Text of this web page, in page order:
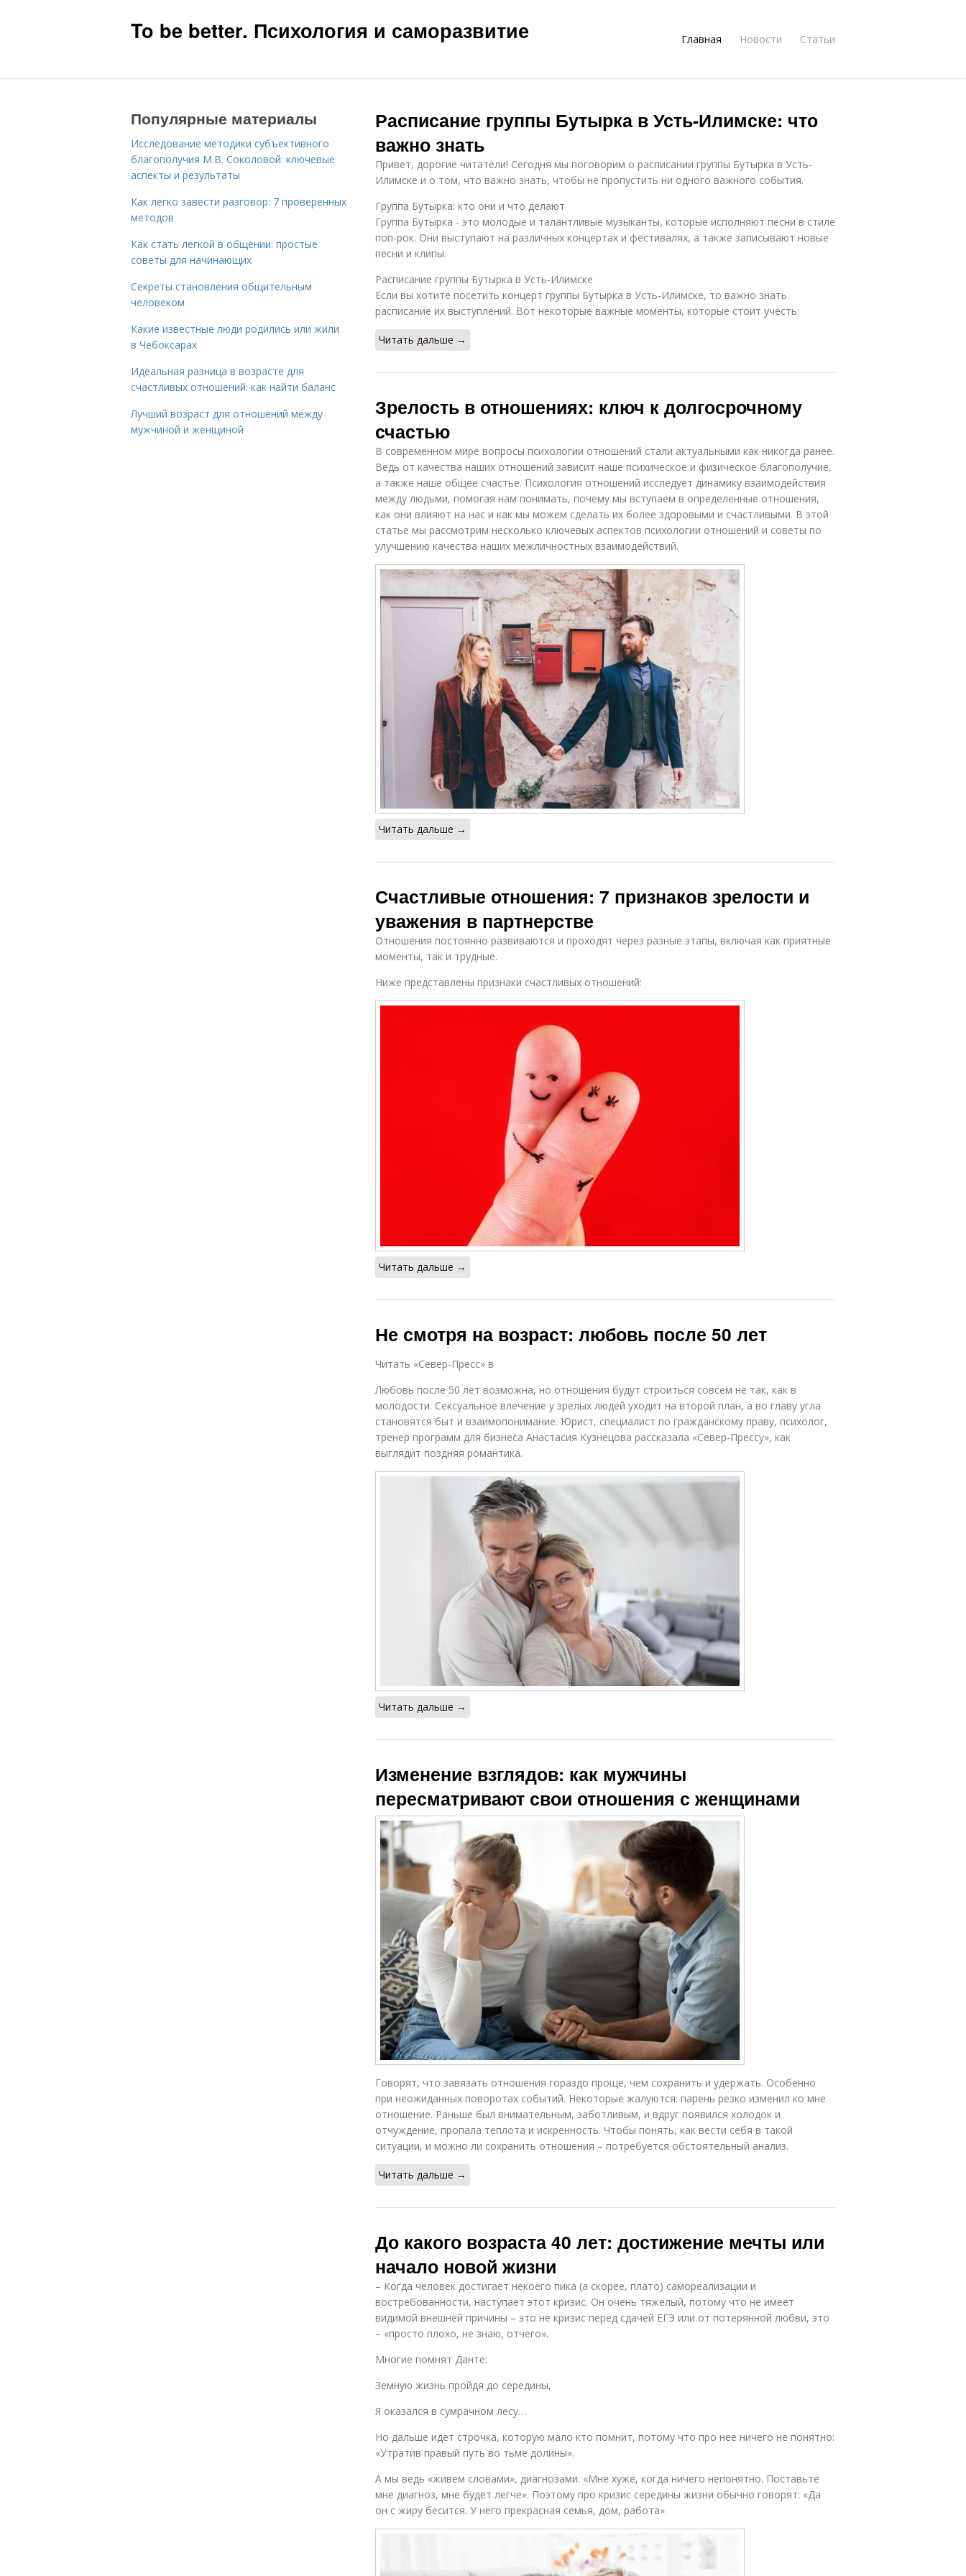
To be better. Психология и саморазвитие Главная Новости Статьи
Расписание группы Бутырка в Усть-Илимске: что
важно знать
Привет, дорогие читатели! Сегодня мы поговорим о расписании группы Бутырка в Усть-
Илимске и о том, что важно знать, чтобы не пропустить ни одного важного события.
Группа Бутырка: кто они и что делают
Группа Бутырка - это молодые и талантливые музыканты, которые исполняют песни в стиле
поп-рок. Они выступают на различных концертах и фестивалях, а также записывают новые
песни и клипы.
Расписание группы Бутырка в Усть-Илимске
Если вы хотите посетить концерт группы Бутырка в Усть-Илимске, то важно знать
расписание их выступлений. Вот некоторые важные моменты, которые стоит учесть:
Читать дальше →
Зрелость в отношениях: ключ к долгосрочному
счастью
В современном мире вопросы психологии отношений стали актуальными как никогда ранее.
Ведь от качества наших отношений зависит наше психическое и физическое благополучие,
а также наше общее счастье. Психология отношений исследует динамику взаимодействия
между людьми, помогая нам понимать, почему мы вступаем в определенные отношения,
как они влияют на нас и как мы можем сделать их более здоровыми и счастливыми. В этой
статье мы рассмотрим несколько ключевых аспектов психологии отношений и советы по
улучшению качества наших межличностных взаимодействий.
Читать дальше →
Счастливые отношения: 7 признаков зрелости и
уважения в партнерстве
Отношения постоянно развиваются и проходят через разные этапы, включая как приятные
моменты, так и трудные.
Ниже представлены признаки счастливых отношений:
Читать дальше →
Не смотря на возраст: любовь после 50 лет
Читать «Север-Пресс» в
Любовь после 50 лет возможна, но отношения будут строиться совсем не так, как в
молодости. Сексуальное влечение у зрелых людей уходит на второй план, а во главу угла
становятся быт и взаимопонимание. Юрист, специалист по гражданскому праву, психолог,
тренер программ для бизнеса Анастасия Кузнецова рассказала «Север-Прессу», как
выглядит поздняя романтика.
Читать дальше →
Изменение взглядов: как мужчины
пересматривают свои отношения с женщинами
Говорят, что завязать отношения гораздо проще, чем сохранить и удержать. Особенно
при неожиданных поворотах событий. Некоторые жалуются: парень резко изменил ко мне
отношение. Раньше был внимательным, заботливым, и вдруг появился холодок и
отчуждение, пропала теплота и искренность. Чтобы понять, как вести себя в такой
ситуации, и можно ли сохранить отношения – потребуется обстоятельный анализ.
Читать дальше →
До какого возраста 40 лет: достижение мечты или
начало новой жизни
– Когда человек достигает некоего пика (а скорее, плато) самореализации и
востребованности, наступает этот кризис. Он очень тяжелый, потому что не имеет
видимой внешней причины – это не кризис перед сдачей ЕГЭ или от потерянной любви, это
– «просто плохо, не знаю, отчего».
Многие помнят Данте:
Земную жизнь пройдя до середины,
Я оказался в сумрачном лесу…
Но дальше идет строчка, которую мало кто помнит, потому что про нее ничего не понятно:
«Утратив правый путь во тьме долины».
А мы ведь «живем словами», диагнозами. «Мне хуже, когда ничего непонятно. Поставьте
мне диагноз, мне будет легче». Поэтому про кризис середины жизни обычно говорят: «Да
он с жиру бесится. У него прекрасная семья, дом, работа».
Популярные материалы
Исследование методики субъективного
благополучия М.В. Соколовой: ключевые
аспекты и результаты
Как легко завести разговор: 7 проверенных
методов
Как стать легкой в общении: простые
советы для начинающих
Секреты становления общительным
человеком
Какие известные люди родились или жили
в Чебоксарах
Идеальная разница в возрасте для
счастливых отношений: как найти баланс
Лучший возраст для отношений между
мужчиной и женщиной